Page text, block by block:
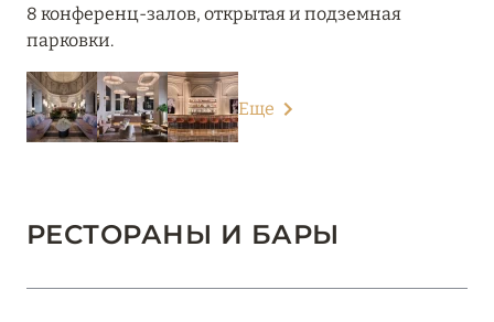
8 конференц-залов, открытая и подземная
парковки.
Еще
РЕСТОРАНЫ И БАРЫ